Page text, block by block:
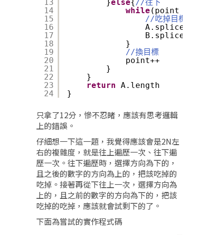
13
14
15
16
17
18
19
20
21
22
23
24
}else{ //往下
while (point <
//吃掉目標
}
//換目標
point++
}
}
return A.length
}
只拿了12分，慘不忍睹，應該有思考邏輯
上的錯誤。
仔細想一下這一題，我覺得應該會是2N左
右的複雜度，就是往上遍歷一次、往下遍
歷一次。往下遍歷時，選擇方向為下的，
且之後的數字的方向為上的，把該吃掉的
吃掉。接著再從下往上一次，選擇方向為
上的，且之前的數字的方向為下的，把該
吃掉的吃掉，應該就會試剩下的了。
下面為嘗試的實作程式碼